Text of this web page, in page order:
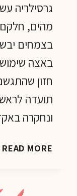
גרסילריה
מהים,
בצמחים
באצה
חזון
ונחקרה
READ MORE